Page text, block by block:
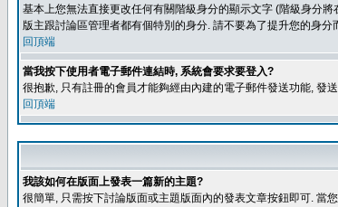
基本上您無法直接更改任何有關階級身分的顯示文字 (階級身分
版主跟討論區管理者都有個特別的身分. 請不要為了提升您的身
回頂端
當我按下使用者電子郵件連結時, 系統會要求要登入?
很抱歉, 只有註冊的會員才能夠經由內建的電子郵件發送功能, 發
回頂端
我該如何在版面上發表一篇新的主題?
很簡單, 只需按下討論版面或主題版面內的發表文章按鈕即可. 當